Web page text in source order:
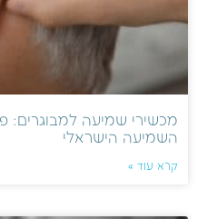
מכשירי שמיעה למבוגרים:
השמיעה הישראלי
קרא עוד »